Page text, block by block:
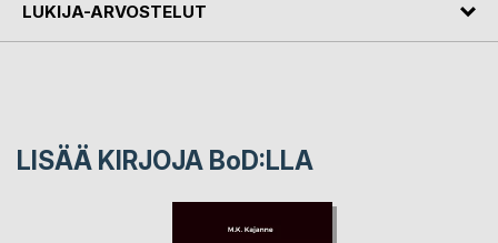
LUKIJA-ARVOSTELUT
LISÄÄ KIRJOJA BoD:LLA